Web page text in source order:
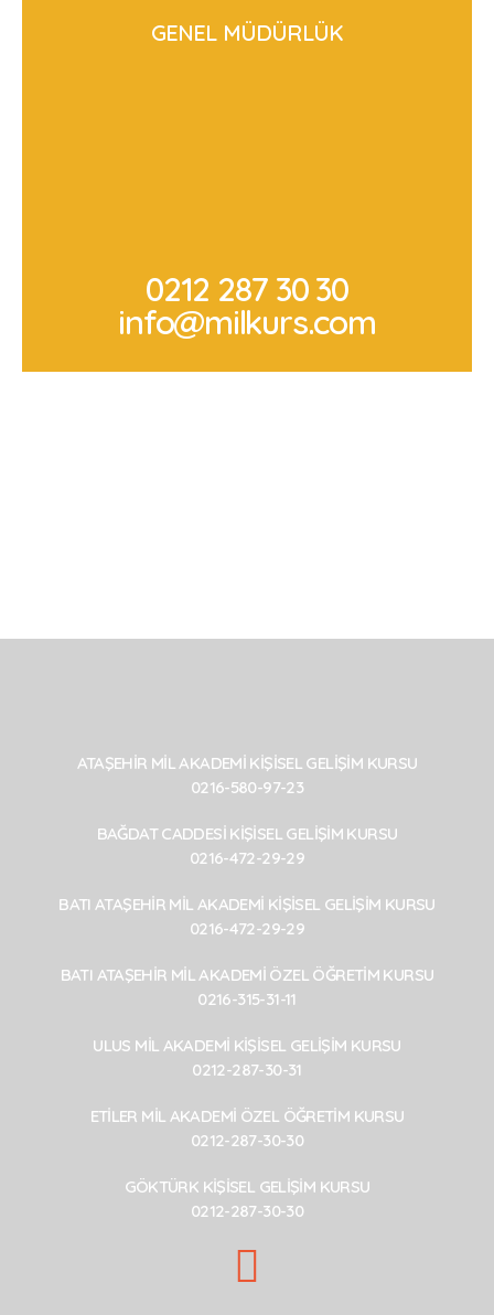
GENEL MÜDÜRLÜK
0212 287 30 30
info@milkurs.com
ATAŞEHİR MİL AKADEMİ KİŞİSEL GELİŞİM KURSU
0216-580-97-23
BAĞDAT CADDESİ KİŞİSEL GELİŞİM KURSU
0216-472-29-29
BATI ATAŞEHİR MİL AKADEMİ KİŞİSEL GELİŞİM KURSU
0216-472-29-29
BATI ATAŞEHİR MİL AKADEMİ ÖZEL ÖĞRETİM KURSU
0216-315-31-11
ULUS MİL AKADEMİ KİŞİSEL GELİŞİM KURSU
0212-287-30-31
ETİLER MİL AKADEMİ ÖZEL ÖĞRETİM KURSU
0212-287-30-30
GÖKTÜRK KİŞİSEL GELİŞİM KURSU
0212-287-30-30